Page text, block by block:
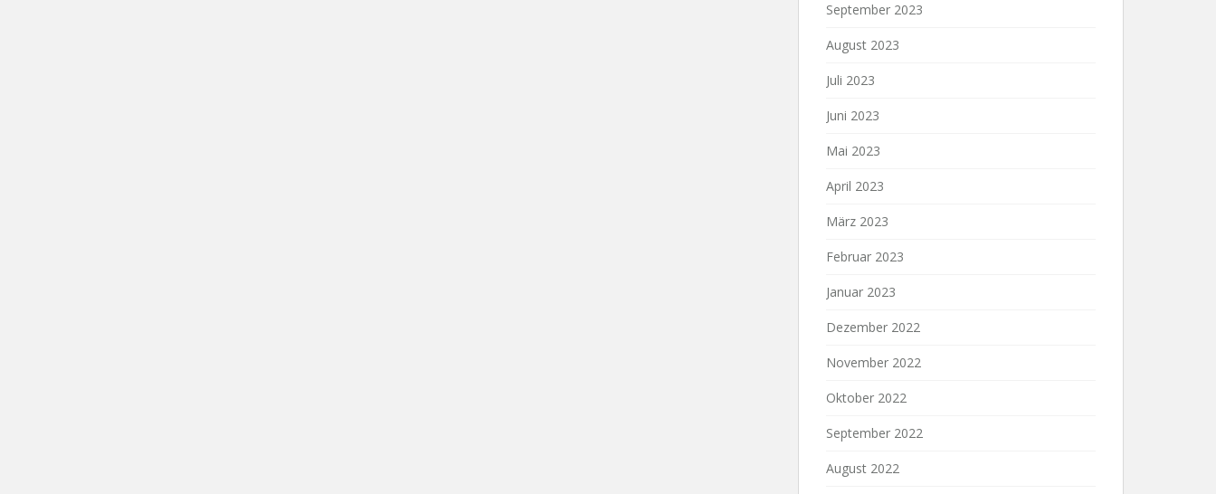
September 2023
August 2023
Juli 2023
Juni 2023
Mai 2023
April 2023
März 2023
Februar 2023
Januar 2023
Dezember 2022
November 2022
Oktober 2022
September 2022
August 2022